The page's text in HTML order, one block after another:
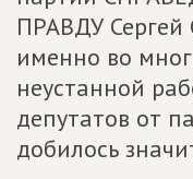
ПРАВДУ Сергей
именно во
неустанной
депутатов от
добилось